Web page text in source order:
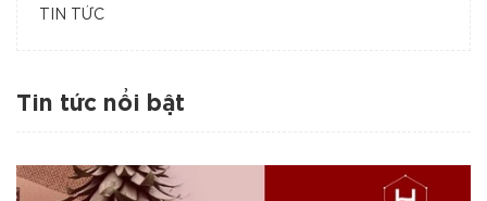
TIN TỨC
Tin tức nổi bật